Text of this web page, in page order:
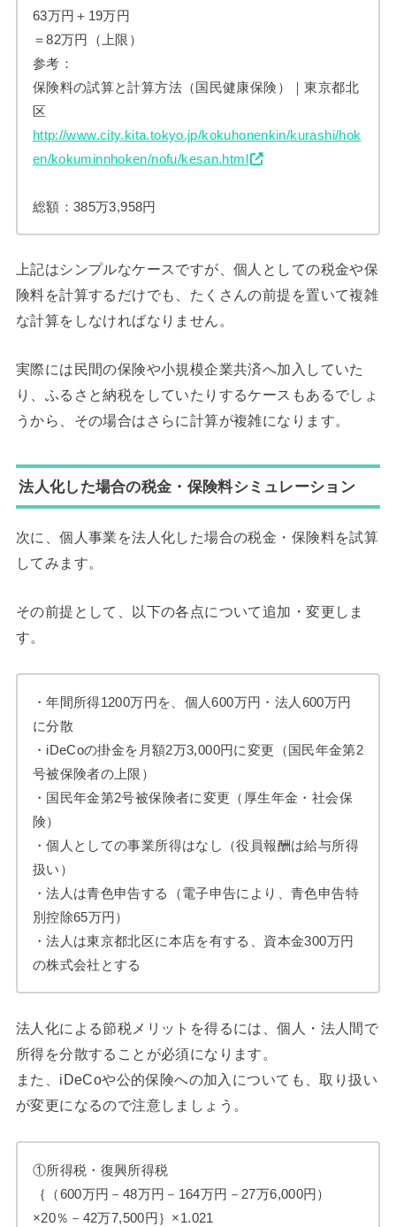
63万円＋19万円
＝82万円（上限）
参考：
保険料の試算と計算方法（国民健康保険）｜東京都北
区
http://www.city.kita.tokyo.jp/kokuhonenkin/kurashi/hok
en/kokuminnhoken/nofu/kesan.html
総額：385万3,958円
上記はシンプルなケースですが、個人としての税金や保
険料を計算するだけでも、たくさんの前提を置いて複雑
な計算をしなければなりません。
実際には民間の保険や小規模企業共済へ加入していた
り、ふるさと納税をしていたりするケースもあるでしょ
うから、その場合はさらに計算が複雑になります。
法人化した場合の税金・保険料シミュレーション
次に、個人事業を法人化した場合の税金・保険料を試算
してみます。
その前提として、以下の各点について追加・変更しま
す。
・年間所得1200万円を、個人600万円・法人600万円
に分散
・iDeCoの掛金を月額2万3,000円に変更（国民年金第2
号被保険者の上限）
・国民年金第2号被保険者に変更（厚生年金・社会保
険）
・個人としての事業所得はなし（役員報酬は給与所得
扱い）
・法人は青色申告する（電子申告により、青色申告特
別控除65万円）
・法人は東京都北区に本店を有する、資本金300万円
の株式会社とする
法人化による節税メリットを得るには、個人・法人間で
所得を分散することが必須になります。
また、iDeCoや公的保険への加入についても、取り扱い
が変更になるので注意しましょう。
①所得税・復興所得税
｛（600万円－48万円－164万円－27万6,000円）
×20％－42万7,500円｝×1.021